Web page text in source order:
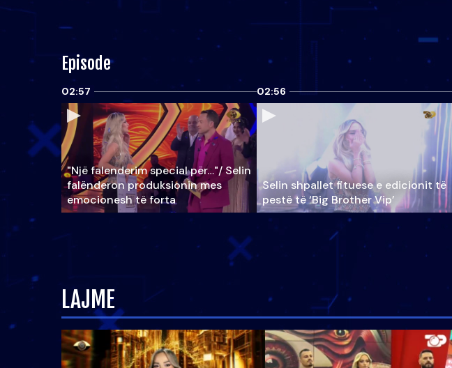
Episode
02:57
"Një falenderim special për…"/ Selin
falënderon produksionin mes
emocionesh të forta
02:56
Selin shpallet fituese e edicionit të
pestë të ‘Big Brother Vip’
LAJME